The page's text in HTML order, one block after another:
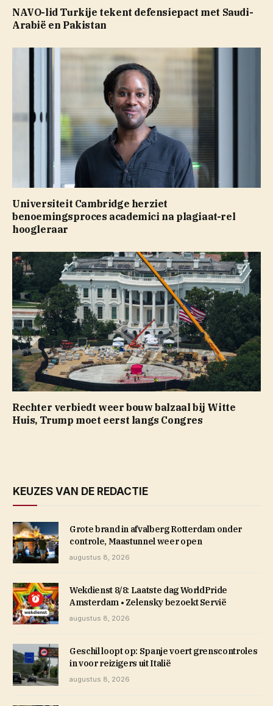
NAVO-lid Turkije tekent defensiepact met Saudi-
Arabië en Pakistan
Universiteit Cambridge herziet
benoemingsproces academici na plagiaat-rel
hoogleraar
Rechter verbiedt weer bouw balzaal bij Witte
Huis, Trump moet eerst langs Congres
KEUZES VAN DE REDACTIE
Grote brand in afvalberg Rotterdam onder
controle, Maastunnel weer open
augustus 8, 2026
Wekdienst 8/8: Laatste dag WorldPride
Amsterdam • Zelensky bezoekt Servië
augustus 8, 2026
Geschil loopt op: Spanje voert grenscontroles
in voor reizigers uit Italië
augustus 8, 2026